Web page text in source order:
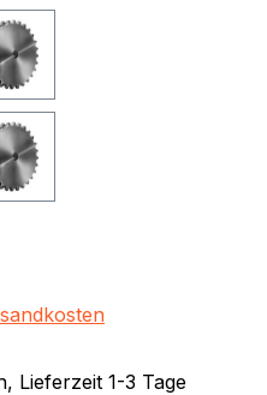
Lieferzeit 1-3 Tage